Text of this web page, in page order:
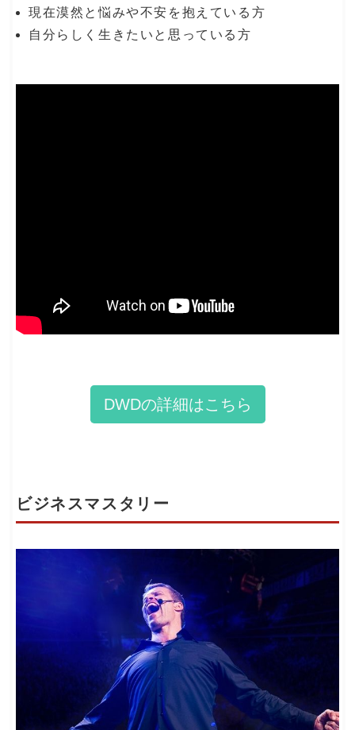
現在漠然と悩みや不安を抱えている方
自分らしく生きたいと思っている方
DWDの詳細はこちら
ビジネスマスタリー